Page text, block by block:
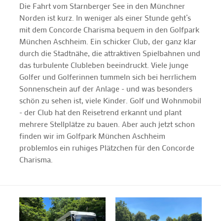
Die Fahrt vom Starnberger See in den Münchner
Norden ist kurz. In weniger als einer Stunde geht’s
mit dem Concorde Charisma bequem in den Golfpark
München Aschheim. Ein schicker Club, der ganz klar
durch die Stadtnähe, die attraktiven Spielbahnen und
das turbulente Clubleben beeindruckt. Viele junge
Golfer und Golferinnen tummeln sich bei herrlichem
Sonnenschein auf der Anlage - und was besonders
schön zu sehen ist, viele Kinder. Golf und Wohnmobil
- der Club hat den Reisetrend erkannt und plant
mehrere Stellplätze zu bauen. Aber auch jetzt schon
finden wir im Golfpark München Aschheim
problemlos ein ruhiges Plätzchen für den Concorde
Charisma.